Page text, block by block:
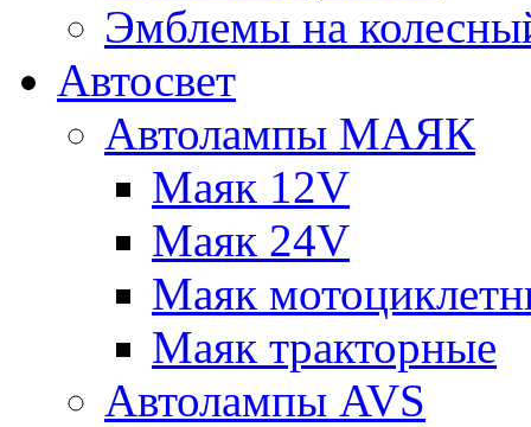
Эмблемы на
Автосвет
Автолампы МАЯК
Маяк 12V
Маяк 24V
Маяк
Маяк тракторные
Автолампы AVS